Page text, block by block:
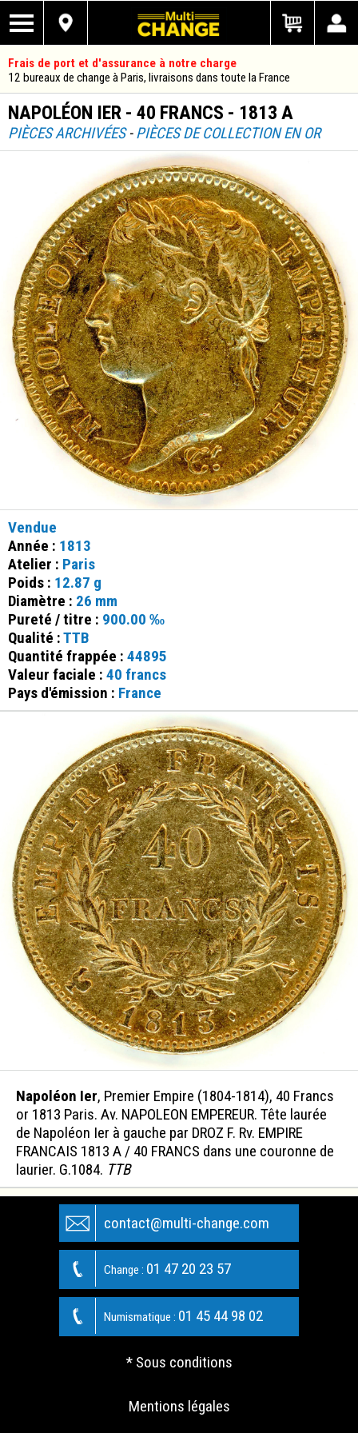
Frais de port et d'assurance à notre charge
12 bureaux de change à Paris, livraisons dans toute la France
NAPOLÉON IER - 40 FRANCS - 1813 A
PIÈCES ARCHIVÉES-PIÈCES DE COLLECTION EN OR
Vendue
Année : 1813
Atelier : Paris
Poids : 12.87 g
Diamètre : 26 mm
Pureté / titre : 900.00 ‰
Qualité :TTB
Quantité frappée : 44895
Valeur faciale : 40 francs
Pays d'émission : France
Napoléon Ier, Premier Empire (1804-1814), 40 Francs
or 1813 Paris. Av. NAPOLEON EMPEREUR. Tête laurée
de Napoléon Ier à gauche par DROZ F. Rv. EMPIRE
FRANCAIS 1813 A / 40 FRANCS dans une couronne de
laurier. G.1084. TTB
contact@multi-change.com
Change : 01 47 20 23 57
Numismatique : 01 45 44 98 02
* Sous conditions
Mentions légales